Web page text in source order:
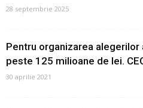
28 septembrie 2025
Pentru organizarea
peste 125 milioane de lei.
30 aprilie 2021